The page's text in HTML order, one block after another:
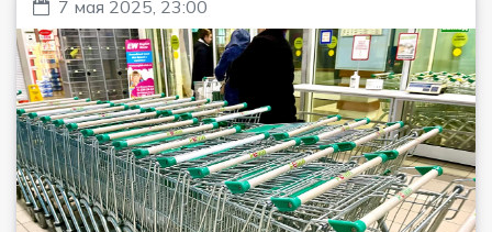
7 мая 2025, 23:00